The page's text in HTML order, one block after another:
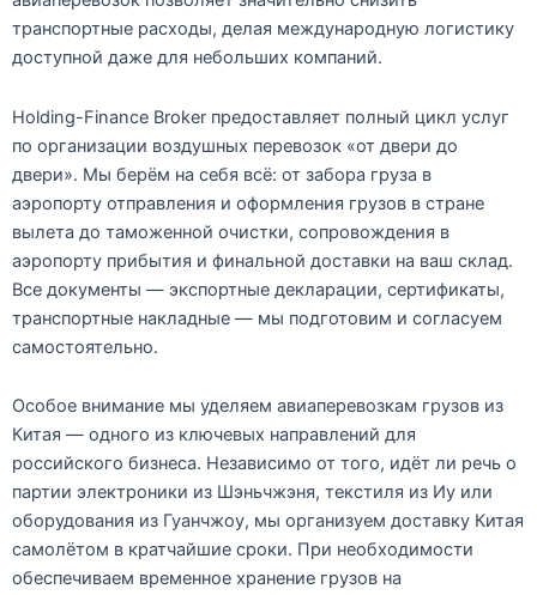
транспортные расходы, делая международную логистику
доступной даже для небольших компаний.
Holding-Finance Broker предоставляет полный цикл услуг
по организации воздушных перевозок «от двери до
двери». Мы берём на себя всё: от забора груза в
аэропорту отправления и оформления грузов в стране
вылета до таможенной очистки, сопровождения в
аэропорту прибытия и финальной доставки на ваш склад.
Все документы — экспортные декларации, сертификаты,
транспортные накладные — мы подготовим и согласуем
самостоятельно.
Особое внимание мы уделяем авиаперевозкам грузов из
Китая — одного из ключевых направлений для
российского бизнеса. Независимо от того, идёт ли речь о
партии электроники из Шэньчжэня, текстиля из Иу или
оборудования из Гуанчжоу, мы организуем доставку Китая
самолётом в кратчайшие сроки. При необходимости
обеспечиваем временное хранение грузов на